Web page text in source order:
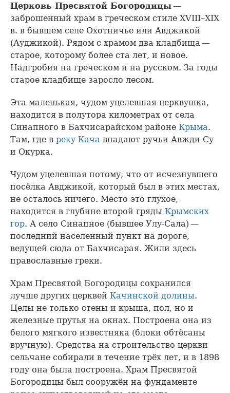
Церковь Пресвятой Богородицы—
заброшенный храм в греческом стиле XVIII–XIX
в. в бывшем селе Охотничье или Авджикой
(Ауджикой). Рядом с храмом два кладбища —
старое, которому более ста лет, и новое.
Надгробия на греческом и на русском. За годы
старое кладбище заросло лесом.
Эта маленькая, чудом уцелевшая церквушка,
находится в полутора километрах от села
Синапного в Бахчисарайском районе Крыма.
Там, где в реку Кача впадают ручьи Авжди-Су
и Окурка.
Чудом уцелевшая потому, что от исчезнувшего
посёлка Авджикой, который был в этих местах,
не осталось ничего. Место это глухое,
находится в глубине второй гряды Крымских
гор. А село Синапное (бывшее Улу-Сала) —
последний населенный пункт на дороге,
ведущей сюда от Бахчисарая. Жили здесь
православные греки.
Храм Пресвятой Богородицы сохранился
лучше других церквей Качинской долины.
Целы не только стены и крыша, пол, но и
железные прутья на окнах. Построена она из
белого мягкого известняка (блоки обтёсаны
вручную). Средства на строительство церкви
сельчане собирали в течение трёх лет, и в 1898
году она была построена. Храм Пресвятой
Богородицы был сооружён на фундаменте